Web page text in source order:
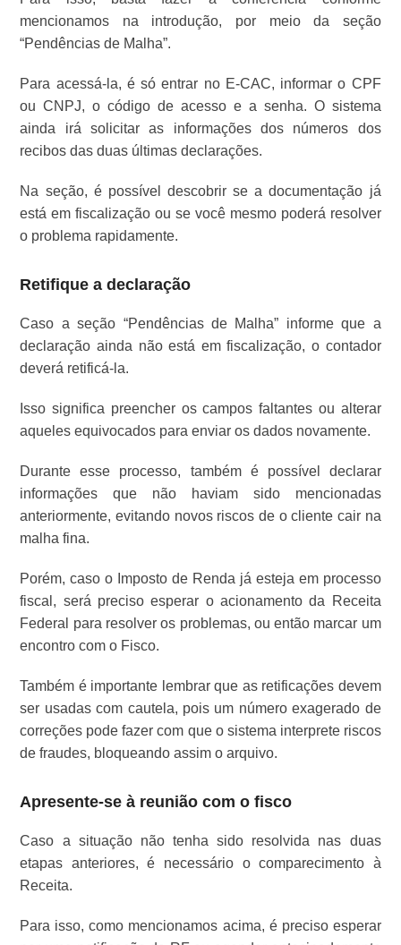
mencionamos na introdução, por meio da seção
“Pendências de Malha”.
Para acessá-la, é só entrar no E-CAC, informar o CPF
ou CNPJ, o código de acesso e a senha. O sistema
ainda irá solicitar as informações dos números dos
recibos das duas últimas declarações.
Na seção, é possível descobrir se a documentação já
está em fiscalização ou se você mesmo poderá resolver
o problema rapidamente.
Retifique a declaração
Caso a seção “Pendências de Malha” informe que a
declaração ainda não está em fiscalização, o contador
deverá retificá-la.
Isso significa preencher os campos faltantes ou alterar
aqueles equivocados para enviar os dados novamente.
Durante esse processo, também é possível declarar
informações que não haviam sido mencionadas
anteriormente, evitando novos riscos de o cliente cair na
malha fina.
Porém, caso o Imposto de Renda já esteja em processo
fiscal, será preciso esperar o acionamento da Receita
Federal para resolver os problemas, ou então marcar um
encontro com o Fisco.
Também é importante lembrar que as retificações devem
ser usadas com cautela, pois um número exagerado de
correções pode fazer com que o sistema interprete riscos
de fraudes, bloqueando assim o arquivo.
Apresente-se à reunião com o fisco
Caso a situação não tenha sido resolvida nas duas
etapas anteriores, é necessário o comparecimento à
Receita.
Para isso, como mencionamos acima, é preciso esperar